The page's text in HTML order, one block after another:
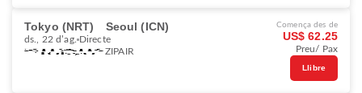
Tokyo (NRT) Seoul (ICN)
ds., 22 d’ag. Directe
ZIPAIR
Comença des de
US$ 62.25
Preu/ Pax
Llibre